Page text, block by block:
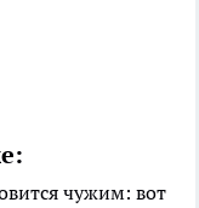
чужим: вот